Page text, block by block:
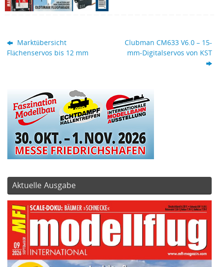
Marktübersicht
Flächenservos bis 12 mm
Clubman CM633 V6.0 – 15-
mm-Digitalservos von KST
Aktuelle Ausgabe